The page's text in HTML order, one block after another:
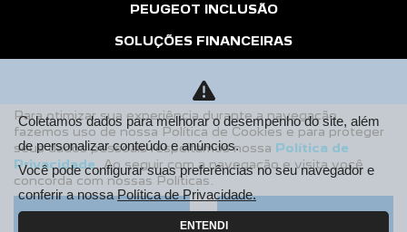
PEUGEOT INCLUSÃO
SOLUÇÕES FINANCEIRAS
Financiamento
Seguros
PÓS VENDAS
Peugeot Confiance
Para otimizar sua experiência durante a navegação,
fazemos uso de nossa Política de Cookies e para proteger
seus dados pessoais respeitamos nossa Política de
Privacidade . Ao seguir com a navegação e visita você
concorda com nossas Políticas.
Aceitar Recusar
Coletamos dados para melhorar o desempenho do site, além
de personalizar conteúdo e anúncios.
Você pode configurar suas preferências no seu navegador e
conferir a nossaPolítica de Privacidade.
ENTENDI